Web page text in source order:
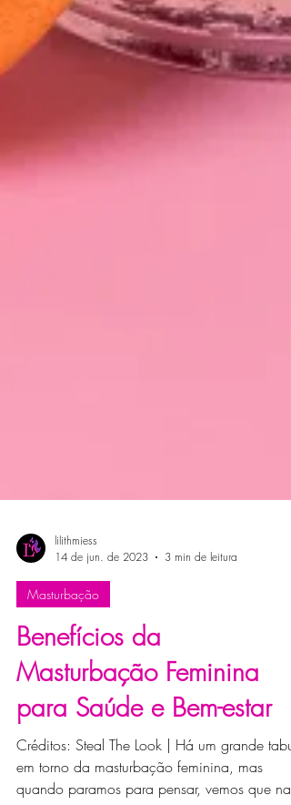
lilithmiess
14 de jun. de 2023
Masturbação
Benefícios da
Masturbação Feminina
para Saúde e Bem-estar